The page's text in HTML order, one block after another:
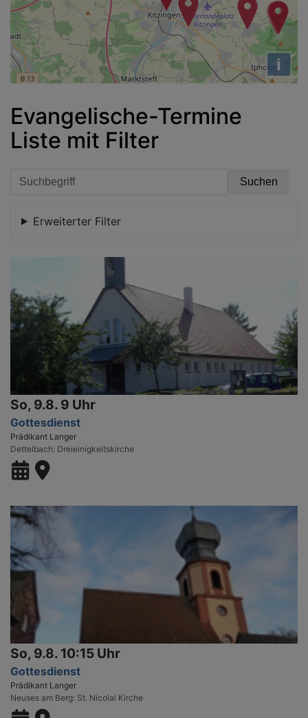
i
Evangelische-Termine
Liste mit Filter
Erweiterter Filter
So, 9.8. 9 Uhr
Gottesdienst
Prädikant Langer
Dettelbach Dreieinigkeitskirche
So, 9.8. 10:15 Uhr
Gottesdienst
Prädikant Langer
Neuses am Berg St. Nicolai Kirche